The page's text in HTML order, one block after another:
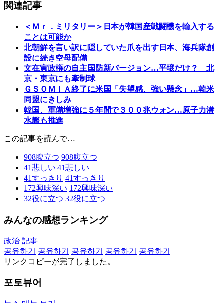
関連記事
＜Ｍｒ．ミリタリー＞日本が韓国産戦闘機を輸入する
ことは可能か
北朝鮮を言い訳に隠していた爪を出す日本、海兵隊創
設に続き空母配備
文在寅政権の自主国防新バージョン…平壌だけ？ 北
京・東京にも牽制球
ＧＳＯＭＩＡ終了に米国「失望感、強い懸念」…韓米
同盟にきしみ
韓国、軍備増強に５年間で３００兆ウォン…原子力潜
水艦も推進
この記事を読んで…
908腹立つ 908腹立つ
41悲しい 41悲しい
41すっきり 41すっきり
172興味深い 172興味深い
32役に立つ 32役に立つ
みんなの感想ランキング
政治 記事
공유하기
공유하기 공유하기 공유하기
공유하기
リンクコピーが完了しました。
포토뷰어